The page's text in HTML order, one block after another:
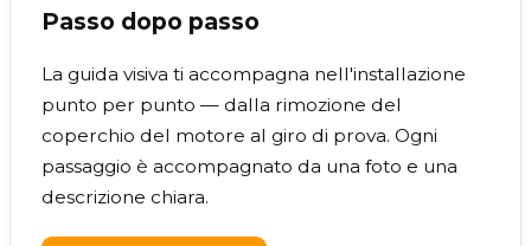
Passo dopo passo
La guida visiva ti accompagna nell'installazione
punto per punto — dalla rimozione del
coperchio del motore al giro di prova. Ogni
passaggio è accompagnato da una foto e una
descrizione chiara.